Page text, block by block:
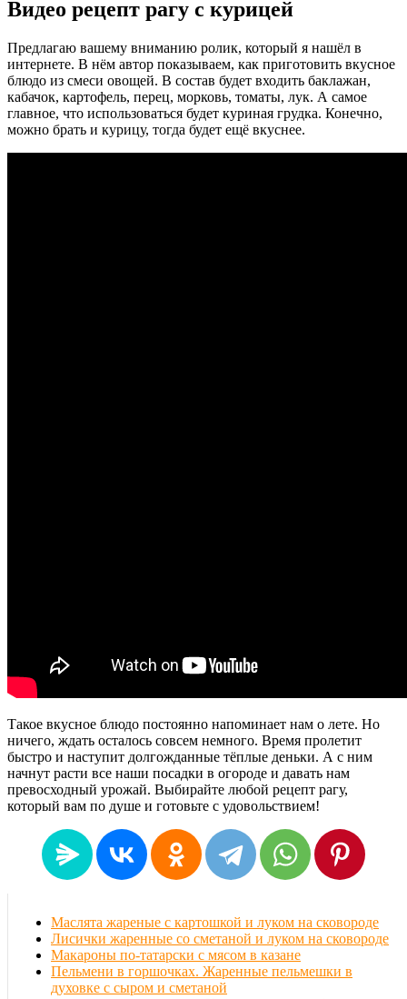
Видео рецепт рагу с курицей
Предлагаю вашему вниманию ролик, который я нашёл в
интернете. В нём автор показываем, как приготовить вкусное
блюдо из смеси овощей. В состав будет входить баклажан,
кабачок, картофель, перец, морковь, томаты, лук. А самое
главное, что использоваться будет куриная грудка. Конечно,
можно брать и курицу, тогда будет ещё вкуснее.
Такое вкусное блюдо постоянно напоминает нам о лете. Но
ничего, ждать осталось совсем немного. Время пролетит
быстро и наступит долгожданные тёплые деньки. А с ним
начнут расти все наши посадки в огороде и давать нам
превосходный урожай. Выбирайте любой рецепт рагу,
который вам по душе и готовьте с удовольствием!
Маслята жареные с картошкой и луком на сковороде
Лисички жаренные со сметаной и луком на сковороде
Макароны по-татарски с мясом в казане
Пельмени в горшочках. Жаренные пельмешки в
духовке с сыром и сметаной